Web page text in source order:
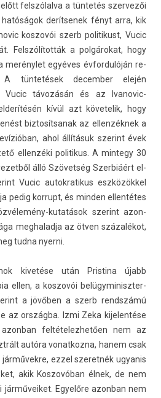
felszólalva a tüntetés szer­vezői
de­rít­senek fényt arra, kik
kos­zovói szerb politikust, Vucic
Felszólították a polgárokat, hogy
merénylet egyéves évfor­dulóján re­
A tüntetések de­cemb­er elején
Vucic távozásán és az Ivanovic-
kívül azt követelik, hogy
bi­ztosít­sanak az el­lenzék­nek a
ahol állításuk szerint évek
el­lenzéki politikus. A min­tegy 30
álló Szövetség Szer­biáért el­
Vucic auto­kratikus eszközökkel
pedig kor­rupt, és mind­en el­lentétes
kutatások szerint azon­
meg­halad­ja az ötven százalékot,
tudna nyer­ni.
kivetése után Pris­tina újabb
ellen, a kos­zovói belügyminiszter-
a jövőben a szerb re­ndszámú
az országba. Izmi Zeka kijelen­tése
fel­tételez­hető­en nem az
autóra vonat­kozna, hanem csak
ezzel szeret­nék ugyanis
akik Kos­zovóban élnek, de nem
jár­műveiket. Egyelőre azon­ban nem